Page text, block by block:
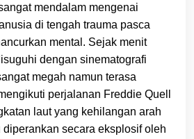
mendalam mengenai
di tengah trauma pasca
mental. Sejak menit
dengan sinematografi
megah namun terasa
perjalanan Freddie Quell
laut yang kehilangan arah
diperankan secara eksplosif oleh